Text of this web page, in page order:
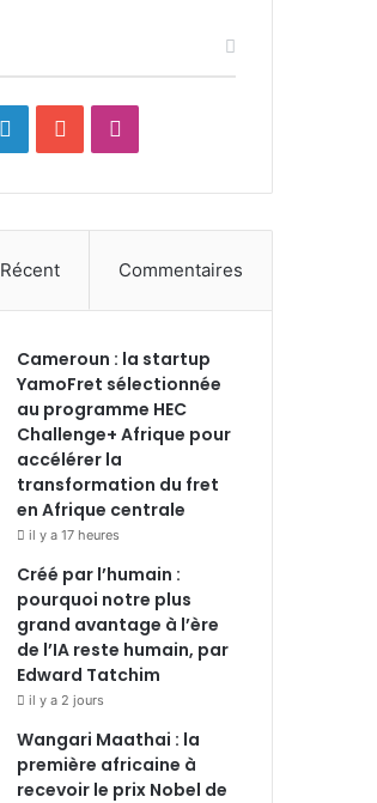
LinkedinYouTube
Récent Commentaires
Cameroun : la startup
YamoFret sélectionnée
au programme HEC
Challenge+ Afrique pour
accélérer la
transformation du fret
en Afrique centrale
il y a 17 heures
Créé par l’humain :
pourquoi notre plus
grand avantage à l’ère
de l’IA reste humain, par
Edward Tatchim
il y a 2 jours
Wangari Maathai : la
première africaine à
recevoir le prix Nobel de